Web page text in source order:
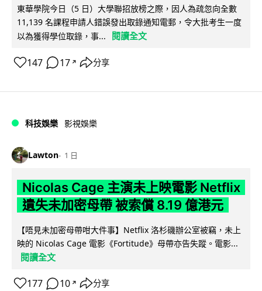
東華學院今日（5 日）大學聯招放榜之際，因人為疏忽向全數
11,139 名課程申請人錯誤發出取錄通知電郵，令大批考生一度
以為獲得學位取錄，事...
閱讀全文
147 17 ↗ 分享
科技娛樂 影視娛樂
Lawton 1 日
Nicolas Cage 主演未上映電影 Netflix
遺失未加密母帶 被索償 8.19 億港元
【唔見未加密母帶咁大件事】Netflix 洛杉磯辦公室被竊，未上
映的 Nicolas Cage 電影《Fortitude》母帶亦告失蹤。電影...
閱讀全文
177 10 ↗ 分享